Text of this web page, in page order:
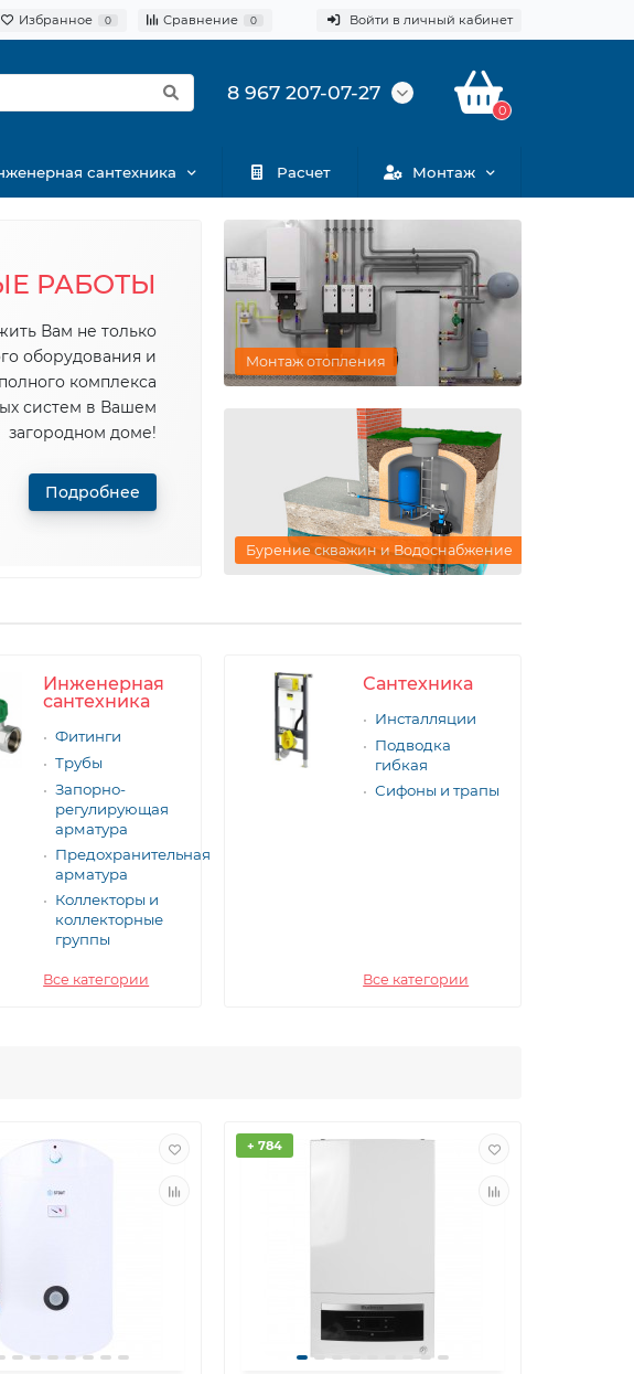
Избранное 0 Сравнение 0 Войти в личный кабинет
8 967 207-07-27
0
сантехника Расчет Монтаж
РАБОТЫ
Вам не только
оборудования и
комплекса
систем в Вашем
загородном доме!
Подробнее
Монтаж отопления
Бурение скважин и Водоснабжение
Инженерная
сантехника
Фитинги
Трубы
Запорно-
регулирующая
арматура
Предохранительная
арматура
Коллекторы и
коллекторные
группы
Все категории
Сантехника
Инсталляции
Подводка
гибкая
Сифоны и трапы
Все категории
+ 784